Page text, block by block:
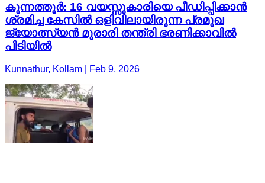
കുന്നത്തൂർ: 16 വയസ്സുകാരിയെ പീഡിപ്പിക്കാൻ
ശ്രമിച്ച കേസിൽ ഒളിവിലായിരുന്ന പ്രമുഖ
ജ്യോത്സ്യൻ മുരാരി തന്ത്രി ഭരണിക്കാവിൽ
പിടിയിൽ
Kunnathur, Kollam | Feb 9, 2026